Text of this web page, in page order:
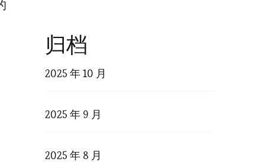
归档
2025 年 10 月
2025 年 9 月
2025 年 8 月